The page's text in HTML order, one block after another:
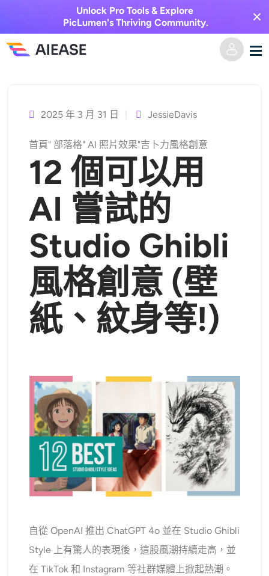
Unlock Pro Tools & Explore
PicLumen's Thriving Community.
AI視頻
文字轉視頻
圖像轉視頻
視頻效果
AI親吻生成器
AI擁抱生成器
AI舞蹈生成器
Sora 2.0 Kling 2.6 Pro Kling 2.1 Master Hailuo 2.3
Wan 2.5
視覺特效
AI圖像
以圖生圖
文字轉圖片
支援的人工智慧模型
Seedream 5.0 專業版 Nano Banana Pro Seedream 4.5
納米香蕉 通量 Kontext
人工智慧工具
相片編輯與創作工具
照片增強器
物件移除器
背景去除劑
AI背景
照片修復
AI擴展器
AI重新著色
2025 年 3 月 31 日 JessieDavis
首頁" 部落格"AI 照片效果"吉卜力風格創意
12 個可以用
AI 嘗試的
Studio Ghibli
風格創意 (壁
紙、紋身等!)
自從 OpenAI 推出 ChatGPT 4o 並在 Studio Ghibli
Style 上有驚人的表現後，這股風潮持續走高，並
在 TikTok 和 Instagram 等社群媒體上掀起熱潮。